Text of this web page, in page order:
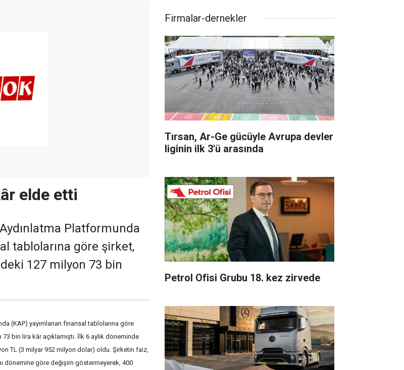
elde etti
Platformunda
tablolarına göre şirket,
127 milyon 73 bin
(KAP) yayımlanan finansal tablolarına göre
bin lira kâr açıklamıştı. İlk 6 aylık döneminde
TL (3 milyar 952 milyon dolar) oldu. Şirketin faiz,
dönemine göre değişim göstermeyerek, 400
Firmalar-dernekler
Tırsan, Ar-Ge gücüyle Avrupa devler
liginin ilk 3'ü arasında
Petrol Ofisi Grubu 18. kez zirvede